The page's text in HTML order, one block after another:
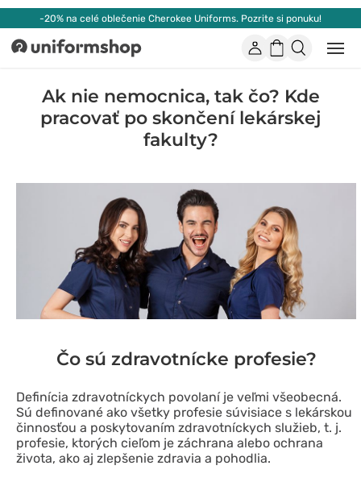
-20% na celé oblečenie Cherokee Uniforms. Pozrite si ponuku!
Uniformshop ÚčetNákupný
Ak nie nemocnica, tak čo? Kde
pracovať po skončení lekárskej
fakulty?
Čo sú zdravotnícke profesie?
Definícia zdravotníckych povolaní je veľmi všeobecná.
Sú definované ako všetky profesie súvisiace s lekárskou
činnosťou a poskytovaním zdravotníckych služieb, t. j.
profesie, ktorých cieľom je záchrana alebo ochrana
života, ako aj zlepšenie zdravia a pohodlia.